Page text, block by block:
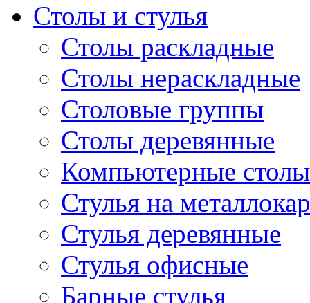
Столы и стулья
Столы раскладные
Столы нераскладные
Столовые группы
Столы деревянные
Компьютерные столы
Стулья на
Стулья деревянные
Стулья офисные
Барные стулья